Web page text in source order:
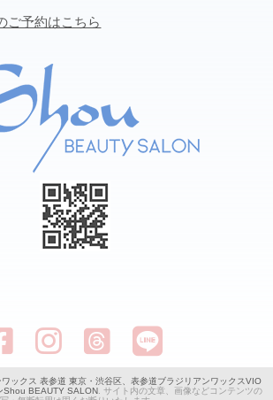
ご予約はこちら
ワックス 表参道 東京・渋谷区、表参道ブラジリアンワックスVIO
Shou BEAUTY SALON. サイト内の文章、画像などコンテンツの